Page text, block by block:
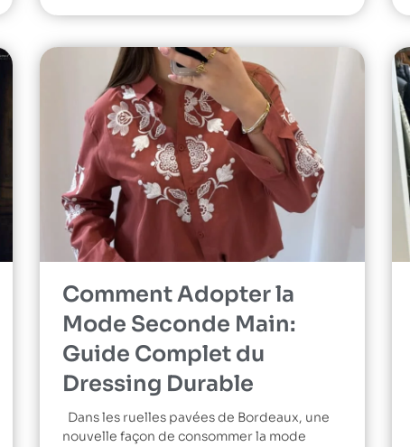
Comment Adopter la
Mode Seconde Main:
Guide Complet du
Dressing Durable
Dans les ruelles pavées de Bordeaux, une
nouvelle façon de consommer la mode